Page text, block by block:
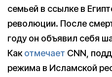
семьей в ссылке в
революции. После
году он объявил себя
Какотмечает CNN,
режима в Исламской